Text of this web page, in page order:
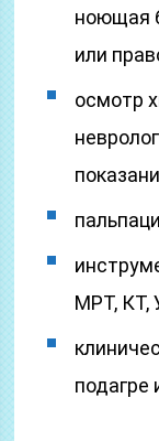
ноющая
или
осмотр
МРТ, КТ,
подагре